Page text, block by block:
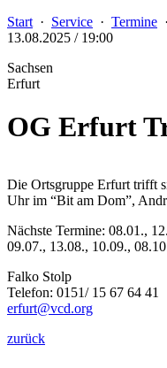
Start · Service · Termine
13.08.2025 / 19:00
Sachsen
Erfurt
OG Erfurt
Die Ortsgruppe Erfurt trifft
Uhr im “Bit am Dom”,
Nächste Termine: 08.01.,
09.07., 13.08., 10.09.,
Falko Stolp
Telefon: 0151/ 15 67 64 41
erfurt@vcd.org
zurück